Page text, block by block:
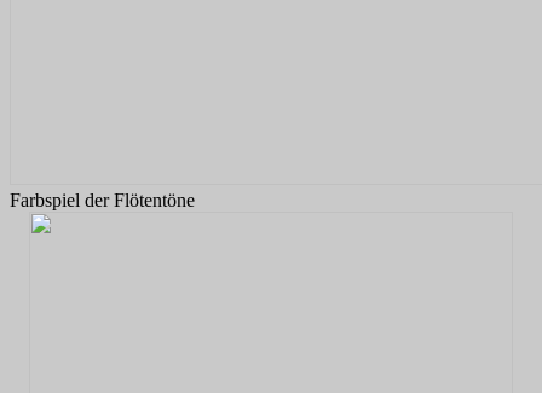
Farbspiel der Flötentöne